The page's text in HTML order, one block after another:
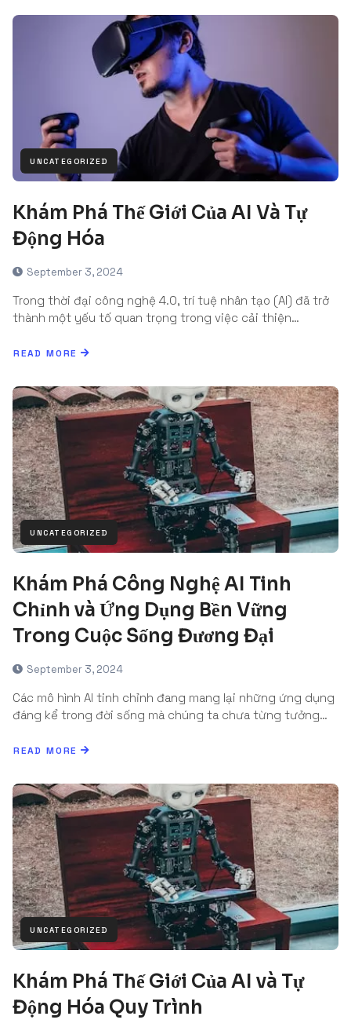
UNCATEGORIZED
Khám Phá Thế Giới Của AI Và Tự
Động Hóa
September 3, 2024
Trong thời đại công nghệ 4.0, trí tuệ nhân tạo (AI) đã trở
thành một yếu tố quan trọng trong việc cải thiện…
READ MORE
UNCATEGORIZED
Khám Phá Công Nghệ AI Tinh
Chỉnh và Ứng Dụng Bền Vững
Trong Cuộc Sống Đương Đại
September 3, 2024
Các mô hình AI tinh chỉnh đang mang lại những ứng dụng
đáng kể trong đời sống mà chúng ta chưa từng tưởng…
READ MORE
UNCATEGORIZED
Khám Phá Thế Giới Của AI và Tự
Động Hóa Quy Trình